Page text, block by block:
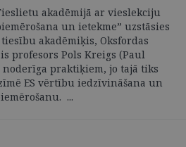
akadēmijā ar vieslekciju
un ietekme” uzstāsies
akadēmiķis, Oksfordas
profesors Pols Kreigs (Paul
noderīga praktiķiem, jo tajā tiks
ES vērtību iedzīvināšana un
...